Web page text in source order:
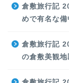
倉敷旅行記
めで有名な
倉敷旅行記
の倉敷美観地